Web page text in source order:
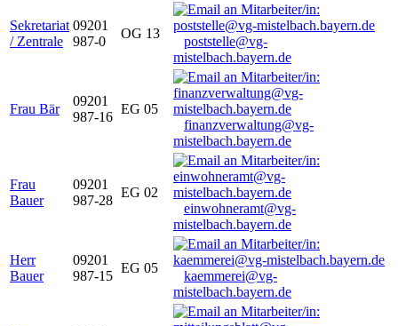
Sekretariat
/ Zentrale
09201
987-0
OG 13
poststelle@vg-
mistelbach.bayern.de
Frau Bär
09201
987-16
EG 05
finanzverwaltung@vg-
mistelbach.bayern.de
Frau
Bauer
09201
987-28
EG 02
einwohneramt@vg-
mistelbach.bayern.de
Herr
Bauer
09201
987-15
EG 05
kaemmerei@vg-
mistelbach.bayern.de